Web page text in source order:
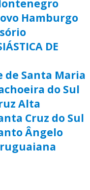
Hamburgo
DE
de Santa Maria
do Sul
Alta
Cruz do Sul
Ângelo